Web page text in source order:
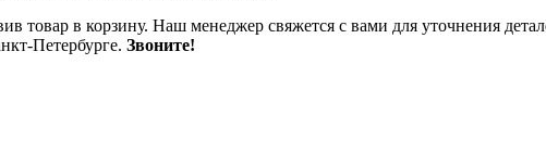
товар в корзину. Наш менеджер свяжется с вами для уточнения
Петербурге. Звоните!